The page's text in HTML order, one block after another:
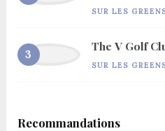
SUR LES
The V Golf
SUR LES
Recommandations